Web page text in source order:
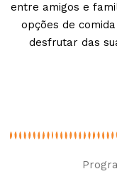
entre amigos e
opções de
desfrutar das